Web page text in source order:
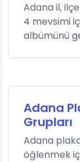
Adana il,
4 mevsimi
albümünü
Adana
Grupları
Adana
öğlenmek